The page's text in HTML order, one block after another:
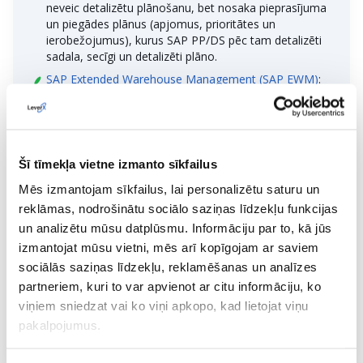
Šī tīmekļa vietne izmanto sīkfailus
Mēs izmantojam sīkfailus, lai personalizētu saturu un
reklāmas, nodrošinātu sociālo saziņas līdzekļu funkcijas
un analizētu mūsu datplūsmu. Informāciju par to, kā jūs
izmantojat mūsu vietni, mēs arī kopīgojam ar saviem
sociālās saziņas līdzekļu, reklamēšanas un analīzes
partneriem, kuri to var apvienot ar citu informāciju, ko
viņiem sniedzat vai ko viņi apkopo, kad lietojat viņu
pakalpojumus.
neveic detalizētu plānošanu, bet nosaka pieprasījuma
un piegādes plānus (apjomus, prioritātes un
ierobežojumus), kurus SAP PP/DS pēc tam detalizēti
sadala, secīgi un detalizēti plāno.
SAP Extended Warehouse Management (SAP EWM):
Palīdz noliktavai sinhronizēties ar ražošanu. Materiāli
tiek savlaicīgi izvietoti, tāpēc līnija nestāv un negaida.
plānošanā, lai PP/DS varētu ātri mainīt grafiku, ja
ražošana paslīd, apstājas vai mainās - ne tikai
nākamajā ikdienas plānošanas ciklā.
SAP Quality Management (SAP QM)
: Tā nosaka
reālos ierobežojumus, ar kuriem PP/DS ir jāstrādā, un
ietekmē to, ko PP/DS var plānot, atjauninot
pieejamību, piemēram, kvalitātes aizturējumus,
izmantošanas lēmumus vai bloķētos krājumus,
nodrošinot, ka grafiks atspoguļo reālos
ierobežojumus.